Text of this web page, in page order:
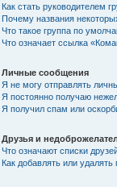
Как стать руководителем
Почему названия
Что такое группа по
Что означает ссылка
Личные сообщения
Я не могу отправлять
Я постоянно получаю
Я получил спам или
Друзья и
Что означают списки
Как добавлять или